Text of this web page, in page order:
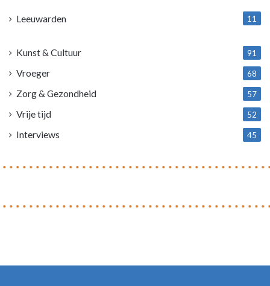
Leeuwarden
11
Kunst & Cultuur 91
Vroeger 68
Zorg & Gezondheid 57
Vrije tijd 52
Interviews 45